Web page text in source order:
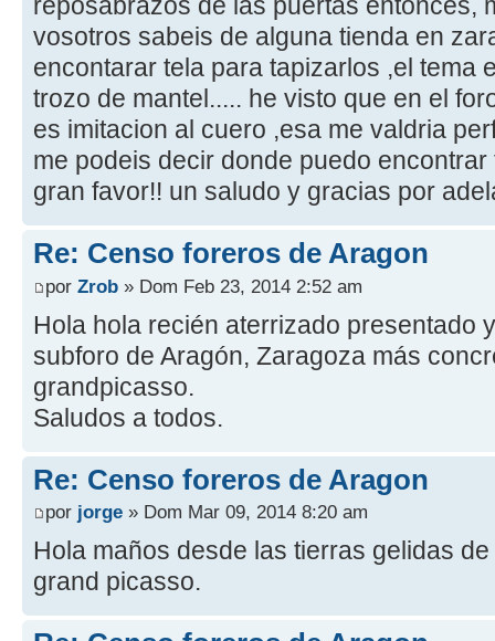
vosotros sabeis de alguna tienda en
encontarar tela para tapizarlos ,el tema
trozo de mantel..... he visto que en el
es imitacion al cuero ,esa me valdria
me podeis decir donde puedo
gran favor!! un saludo y gracias por
Re: Censo foreros de Aragon
por Zrob » Dom Feb 23, 2014 2:52 am
Hola hola recién aterrizado presentado
subforo de Aragón, Zaragoza más
grandpicasso.
Saludos a todos.
Re: Censo foreros de Aragon
por jorge » Dom Mar 09, 2014 8:20 am
Hola maños desde las tierras gelidas
grand picasso.